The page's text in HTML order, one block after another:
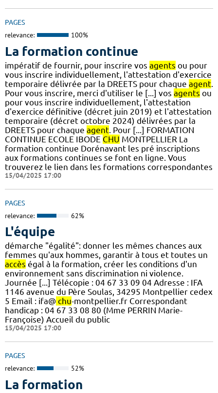
PAGES
relevance: 100%
La formation continue
impératif de fournir, pour inscrire vos agents ou pour
vous inscrire individuellement, l'attestation d'exercice
temporaire délivrée par la DREETS pour chaque agent
Pour vous inscrire, merci d'utiliser le [...] vos agents ou
pour vous inscrire individuellement, l'attestation
d'exercice définitive (décret juin 2019) et l'attestation
temporaire (décret octobre 2024) délivrées par la
DREETS pour chaque agent . Pour [...] FORMATION
CONTINUE ECOLE IBODE CHU MONTPELLIER La
formation continue Dorénavant les pré inscriptions
aux formations continues se font en ligne. Vous
trouverez le lien dans les formations correspondantes
15/04/2025 17:00
PAGES
relevance: 62%
L'équipe
démarche "égalité": donner les mêmes chances aux
femmes qu'aux hommes, garantir à tous et toutes un
accès égal à la formation, créer les conditions d'un
environnement sans discrimination ni violence.
Journée [...] Télécopie : 04 67 33 09 04 Adresse : IFA
1146 avenue du Père Soulas, 34295 Montpellier cedex
5 Email : ifa@ chu-montpellier.fr Correspondant
handicap : 04 67 33 08 80 (Mme PERRIN Marie-
Françoise) Accueil du public
15/04/2025 17:00
PAGES
relevance: 52%
La formation